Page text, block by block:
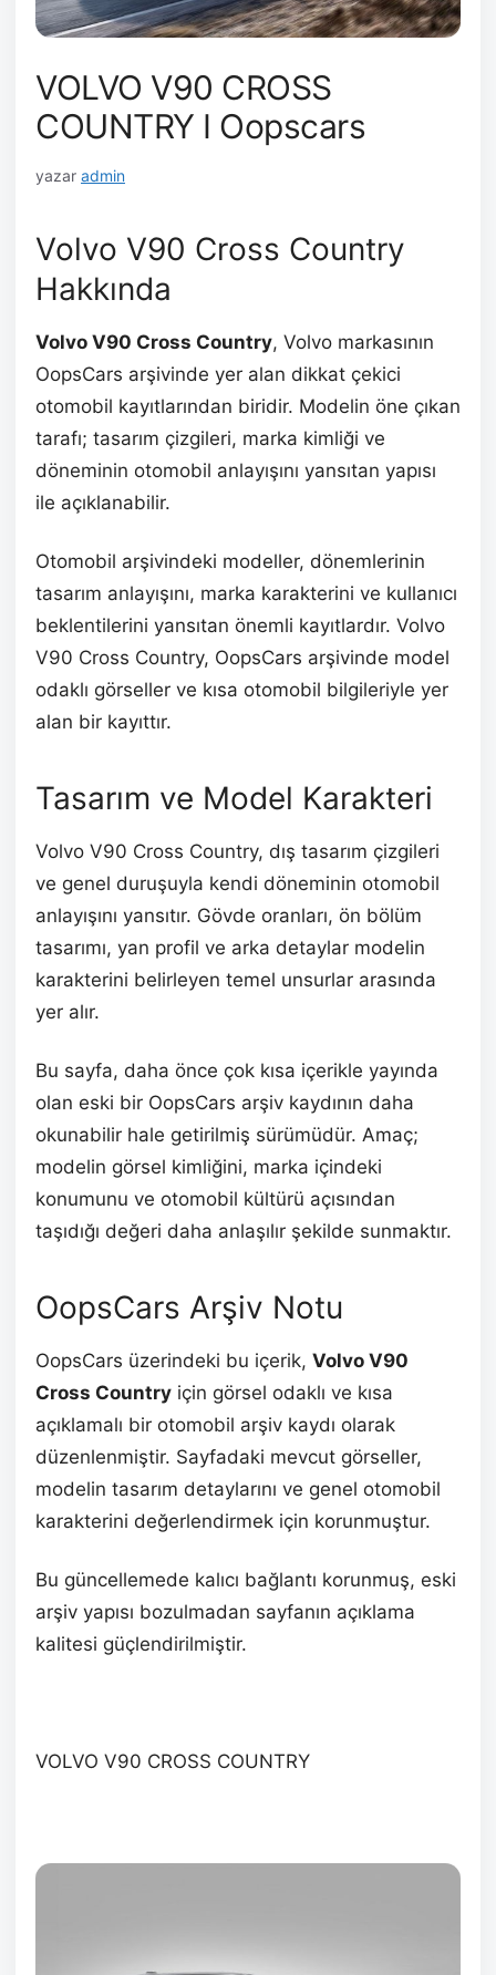
VOLVO V90 CROSS
COUNTRY I Oopscars
yazar admin
Volvo V90 Cross Country
Hakkında
Volvo V90 Cross Country, Volvo markasının
OopsCars arşivinde yer alan dikkat çekici
otomobil kayıtlarından biridir. Modelin öne çıkan
tarafı; tasarım çizgileri, marka kimliği ve
döneminin otomobil anlayışını yansıtan yapısı
ile açıklanabilir.
Otomobil arşivindeki modeller, dönemlerinin
tasarım anlayışını, marka karakterini ve kullanıcı
beklentilerini yansıtan önemli kayıtlardır. Volvo
V90 Cross Country, OopsCars arşivinde model
odaklı görseller ve kısa otomobil bilgileriyle yer
alan bir kayıttır.
Tasarım ve Model Karakteri
Volvo V90 Cross Country, dış tasarım çizgileri
ve genel duruşuyla kendi döneminin otomobil
anlayışını yansıtır. Gövde oranları, ön bölüm
tasarımı, yan profil ve arka detaylar modelin
karakterini belirleyen temel unsurlar arasında
yer alır.
Bu sayfa, daha önce çok kısa içerikle yayında
olan eski bir OopsCars arşiv kaydının daha
okunabilir hale getirilmiş sürümüdür. Amaç;
modelin görsel kimliğini, marka içindeki
konumunu ve otomobil kültürü açısından
taşıdığı değeri daha anlaşılır şekilde sunmaktır.
OopsCars Arşiv Notu
OopsCars üzerindeki bu içerik, Volvo V90
Cross Country için görsel odaklı ve kısa
açıklamalı bir otomobil arşiv kaydı olarak
düzenlenmiştir. Sayfadaki mevcut görseller,
modelin tasarım detaylarını ve genel otomobil
karakterini değerlendirmek için korunmuştur.
Bu güncellemede kalıcı bağlantı korunmuş, eski
arşiv yapısı bozulmadan sayfanın açıklama
kalitesi güçlendirilmiştir.
VOLVO V90 CROSS COUNTRY